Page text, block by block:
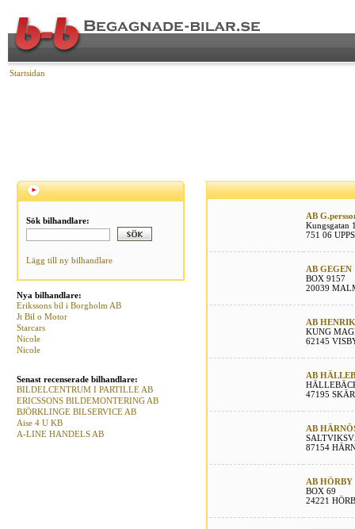
Startsidan
Sök bilhandlare:
Lägg till ny bilhandlare
Nya bilhandlare:
Erikssons bil i Borgholm AB
Jt Bil o Motor
Starcars
Nicole
Nicole
Senast recenserade bilhandlare:
BILDELCENTRUM I PARTILLE AB
ERICSSONS BILDEMONTERING AB
BJÖRKLINGE BILSERVICE AB
Aise 4 U KB
A-LINE HANDELS AB
AB
Kungsgatan
751 06
AB GEGEN
BOX 9157
20039
AB
KUNG
62145
AB
47195
AB
87154
AB HÖRBY
BOX 69
24221